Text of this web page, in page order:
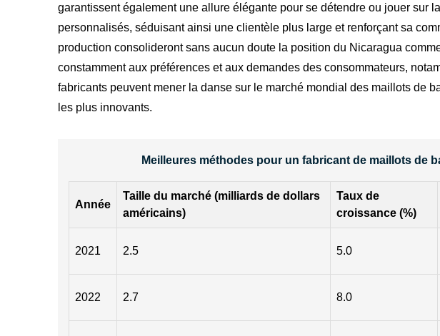
garantissent également une allure élégante pour se détendre ou jouer sur
personnalisés, séduisant ainsi une clientèle plus large et renforçant sa
production consolideront sans aucun doute la position du Nicaragua
constamment aux préférences et aux demandes des consommateurs,
fabricants peuvent mener la danse sur le marché mondial des maillots de
les plus innovants.
Meilleures méthodes pour un fabricant de maillots de
Année
Taille du marché (milliards de dollars
américains)
Taux de
croissance (%)
2021 2.5 5.0
2022 2.7 8.0